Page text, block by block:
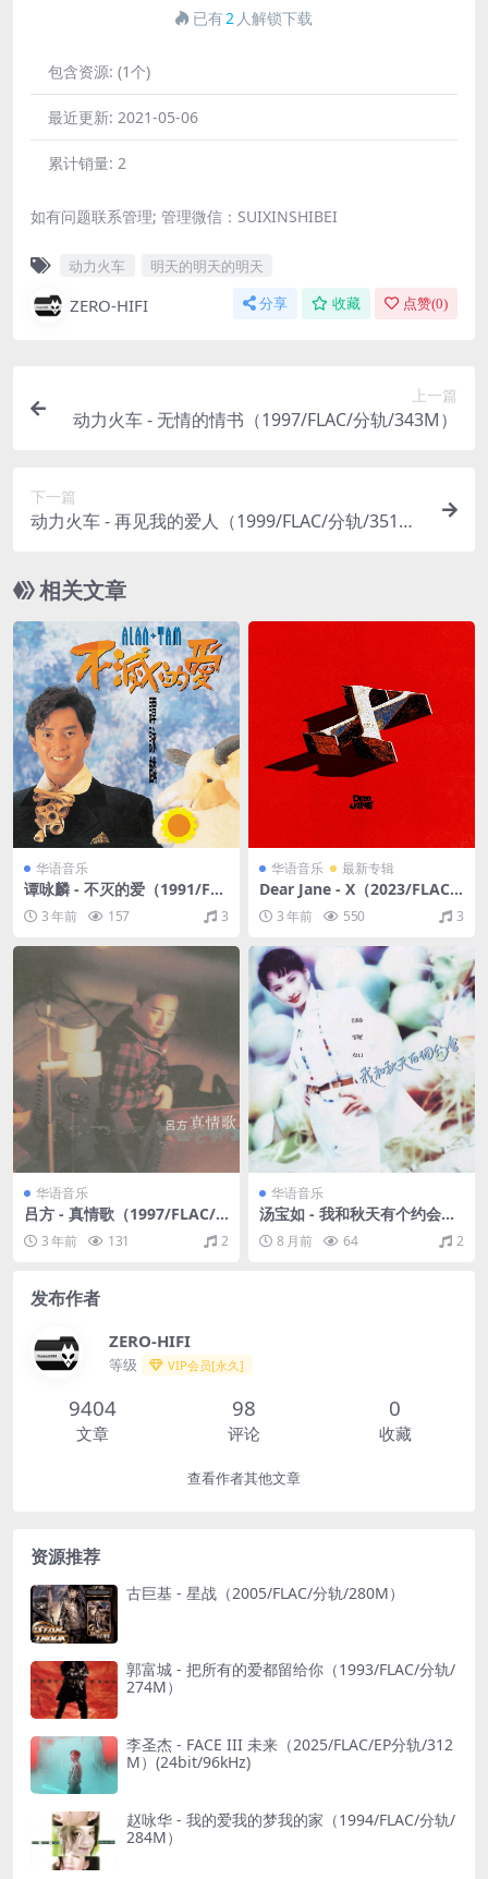
已有2 人解锁下载
包含资源: (1个)
最近更新: 2021-05-06
累计销量: 2
如有问题联系管理; 管理微信：SUIXINSHIBEI
动力火车 明天的明天的明天
ZERO-HIFI 分享 收藏 点赞(0)
上一篇
动力火车 - 无情的情书（1997/FLAC/分轨/343M）
下一篇
动力火车 - 再见我的爱人（1999/FLAC/分轨/351
相关文章
华语音乐
谭咏麟 - 不灭的爱（1991/FL
AC/分轨/249M）
3 年前 157 3
华语音乐 最新专辑
Dear Jane - X（2023/FLAC/
分轨/297M）
3 年前 550 3
华语音乐
吕方 - 真情歌（1997/FLAC/
分轨/271M）
3 年前 131 2
华语音乐
汤宝如 - 我和秋天有个约会
（1993/FLAC/分轨/289M）
8 月前 64 2
发布作者
ZERO-HIFI
等级 VIP会员[永久]
9404
文章
98
评论
0
收藏
查看作者其他文章
资源推荐
古巨基 - 星战（2005/FLAC/分轨/280M）
郭富城 - 把所有的爱都留给你（1993/FLAC/分轨/
274M）
李圣杰 - FACE III 未来（2025/FLAC/EP分轨/312
M）(24bit/96kHz)
赵咏华 - 我的爱我的梦我的家（1994/FLAC/分轨/
284M）